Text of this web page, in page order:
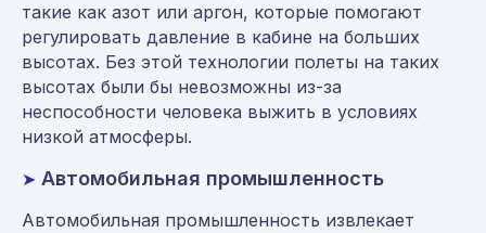
такие как азот или аргон, которые помогают
регулировать давление в кабине на больших
высотах. Без этой технологии полеты на таких
высотах были бы невозможны из-за
неспособности человека выжить в условиях
низкой атмосферы.
➤ Автомобильная промышленность
Автомобильная промышленность извлекает